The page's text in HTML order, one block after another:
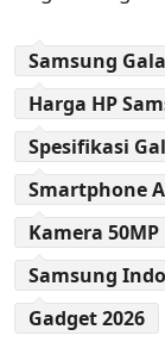
Samsung
Harga HP
Spesifikasi
Smartphone
Kamera 50MP
Samsung
Gadget 2026